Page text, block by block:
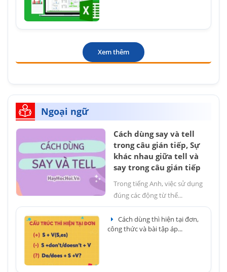
Xem thêm
Ngoại ngữ
Cách dùng say và tell
trong câu gián tiếp, Sự
khác nhau giữa tell và
say trong câu gián tiếp
Trong tiếng Anh, việc sử dụng
đúng các động từ thể...
Cách dùng thì hiện tại đơn,
công thức và bài tập áp...